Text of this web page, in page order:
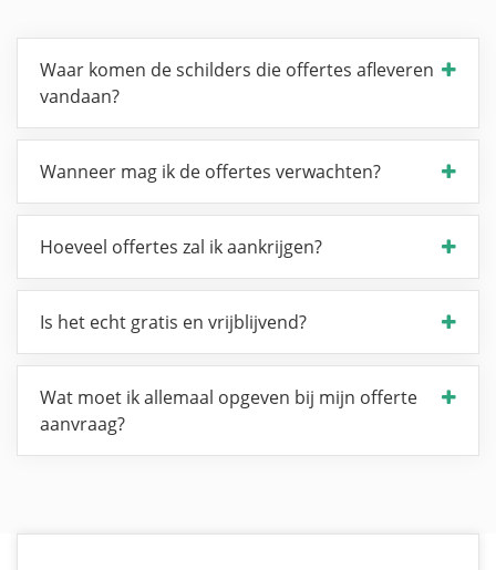
Waar komen de schilders die offertes afleveren
vandaan?
Wanneer mag ik de offertes verwachten?
Hoeveel offertes zal ik aankrijgen?
Is het echt gratis en vrijblijvend?
Wat moet ik allemaal opgeven bij mijn offerte
aanvraag?